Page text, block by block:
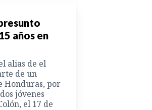
años en
alias de el
de un
Honduras, por
jóvenes
el 17 de